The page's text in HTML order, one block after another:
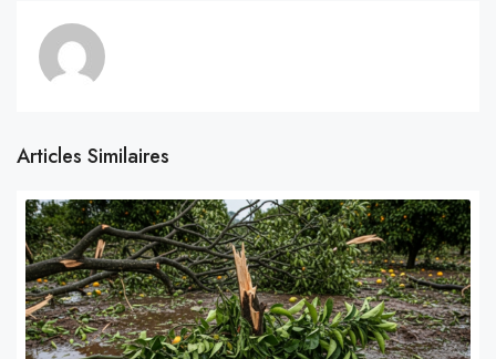
Articles Similaires